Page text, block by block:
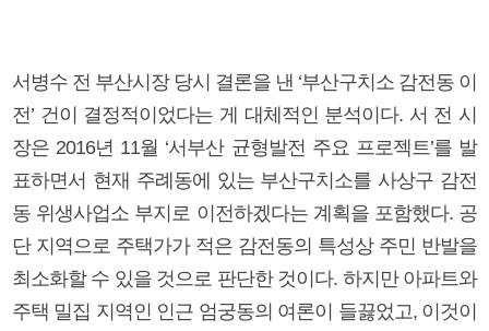
서병수 전 부산시장 당시 결론을 낸 ‘부산구치소 감전동 이
전’ 건이 결정적이었다는 게 대체적인 분석이다. 서 전 시
장은 2016년 11월 ‘서부산 균형발전 주요 프로젝트’를 발
표하면서 현재 주례동에 있는 부산구치소를 사상구 감전
동 위생사업소 부지로 이전하겠다는 계획을 포함했다. 공
단 지역으로 주택가가 적은 감전동의 특성상 주민 반발을
최소화할 수 있을 것으로 판단한 것이다. 하지만 아파트와
주택 밀집 지역인 인근 엄궁동의 여론이 들끓었고, 이것이